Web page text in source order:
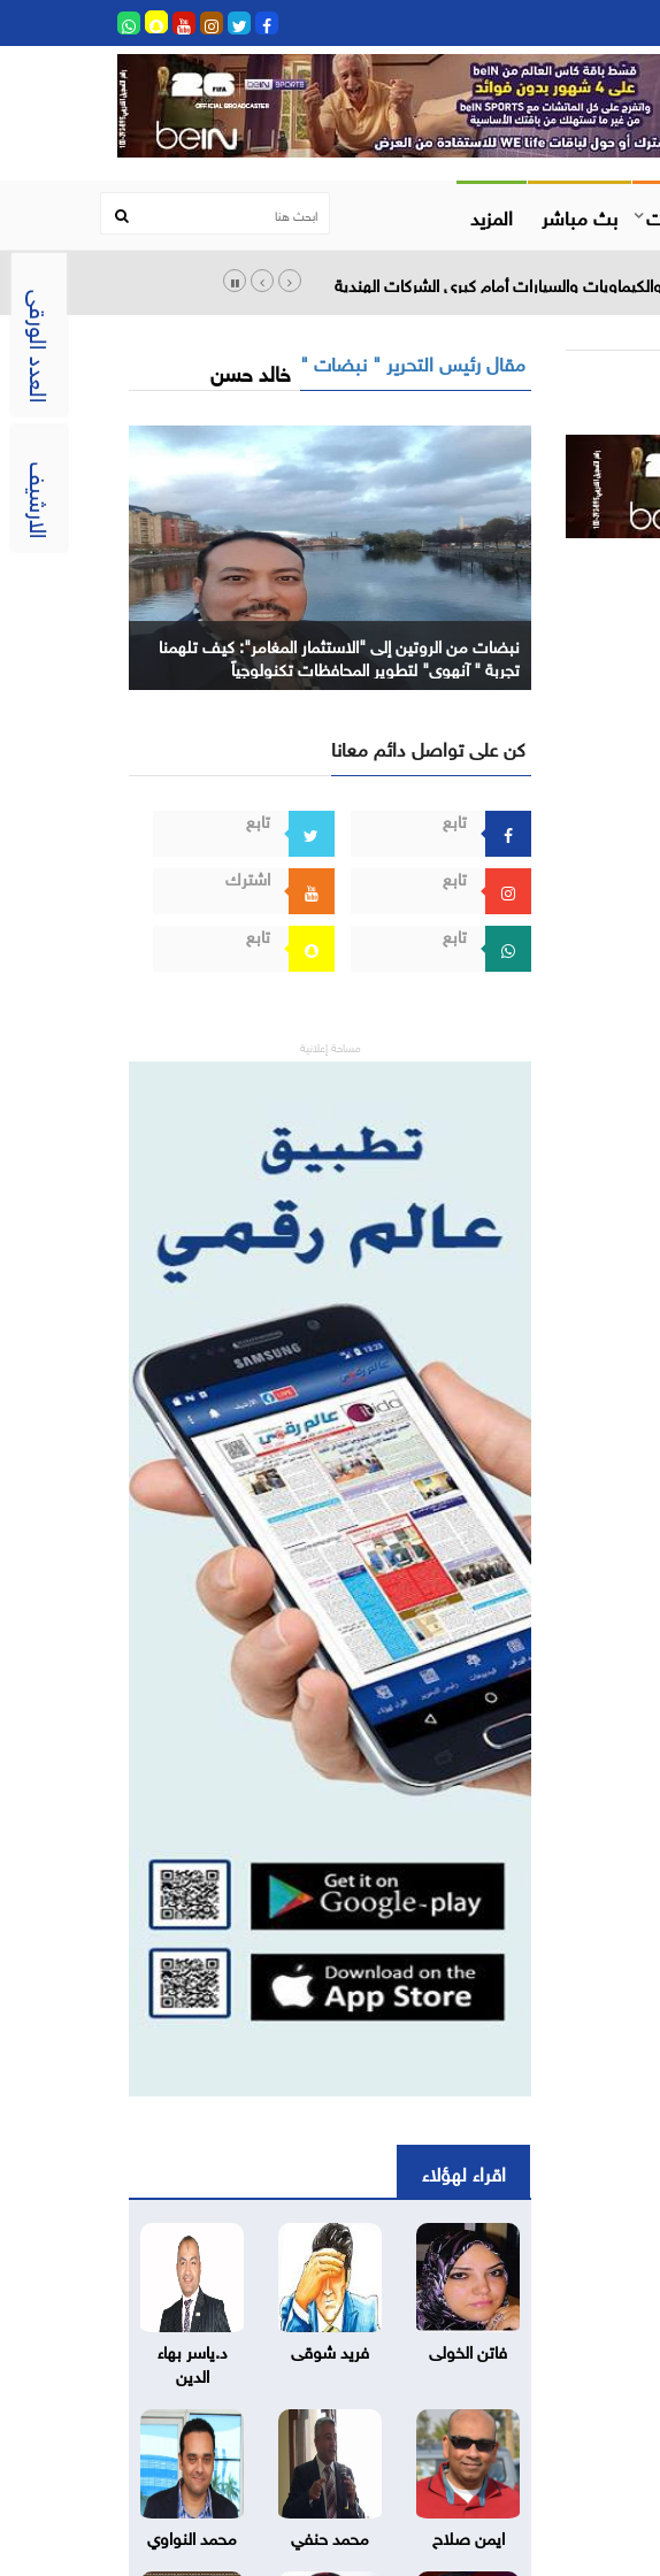
العدد الورقى
الارشيف
بث مباشر المزيد
والسيارات أمام كبرى الشركات الهندية
مقال رئيس التحرير " نبضات " خالد حسن
نبضات من الروتين إلى "الاستثمار المغامر": كيف تلهمنا
تجربة " آنهوي" لتطوير المحافظات تكنولوجياً
كن على تواصل دائم معانا
تابع
تابع
تابع
اشترك
تابع
تابع
مساحة إعلانية
اقراء لهؤلاء
فاتن الخولى فريد شوقى
د.ياسر بهاء
الدين
ايمن صلاح محمد حنفي محمد النواوي